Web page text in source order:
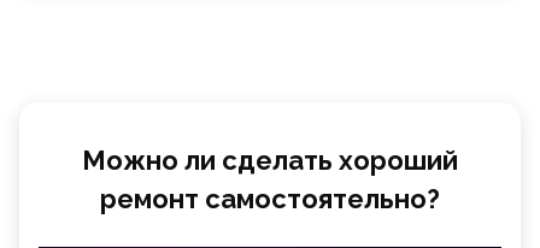
Можно ли сделать хороший
ремонт самостоятельно?